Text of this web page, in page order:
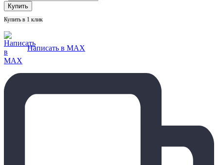
Купить в 1 клик
Написать в MAX